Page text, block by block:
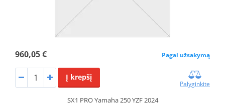
960,05 € Pagal užsakymą
Į krepšį
Palyginkite
SX1 PRO Yamaha 250 YZF 2024